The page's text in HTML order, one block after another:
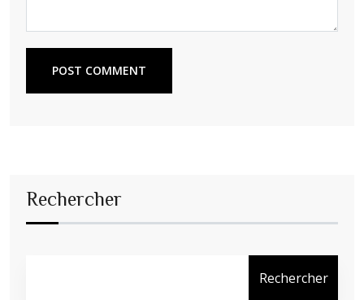
POST COMMENT
Rechercher
Rechercher